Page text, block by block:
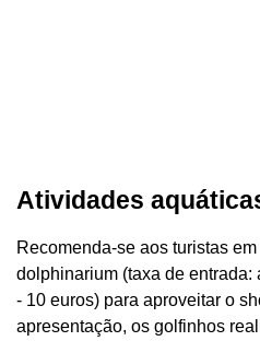
Atividades
Recomenda-se aos turistas
dolphinarium (taxa de entrada:
- 10 euros) para aproveitar o
apresentação, os golfinhos